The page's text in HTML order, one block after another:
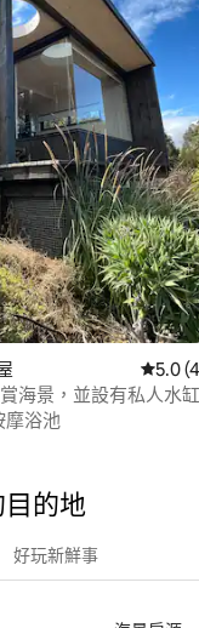
從 48
5.0
海景，並設有私人水缸
摩浴池
的地
好玩新鮮事